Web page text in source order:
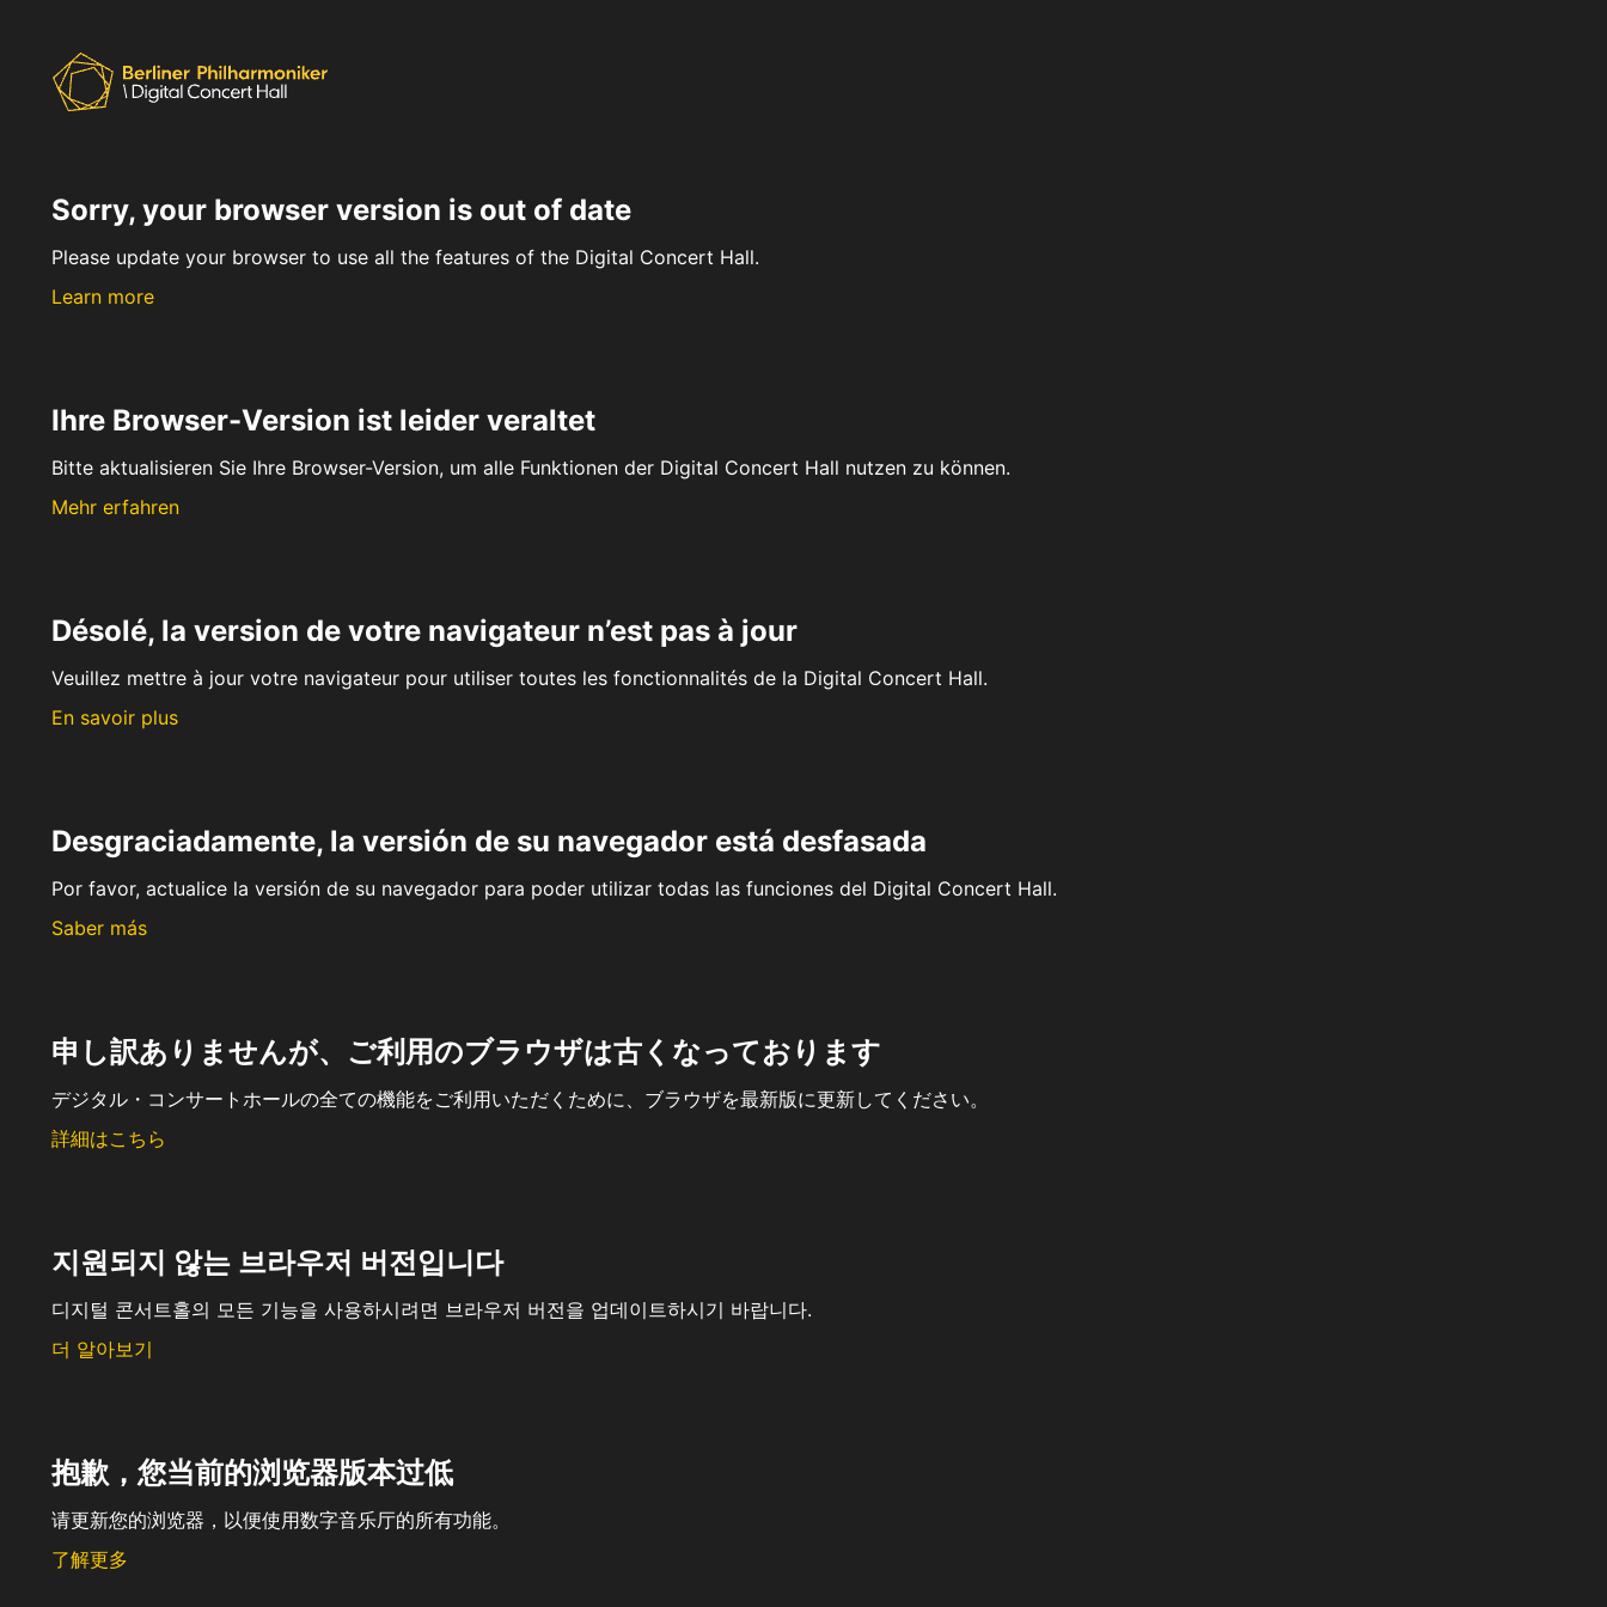
Sorry, your browser version is out of date
Please update your browser to use all the features of the Digital Concert Hall.
Learn more
Ihre Browser-Version ist leider veraltet
Bitte aktualisieren Sie Ihre Browser-Version, um alle Funktionen der Digital Concert Hall nutzen zu können.
Mehr erfahren
Désolé, la version de votre navigateur n’est pas à jour
Veuillez mettre à jour votre navigateur pour utiliser toutes les fonctionnalités de la Digital Concert Hall.
En savoir plus
Desgraciadamente, la versión de su navegador está desfasada
Por favor, actualice la versión de su navegador para poder utilizar todas las funciones del Digital Concert Hall.
Saber más
申し訳ありませんが、ご利用のブラウザは古くなっております
デジタル・コンサートホールの全ての機能をご利用いただくために、ブラウザを最新版に更新してください。
詳細はこちら
지원되지 않는 브라우저 버전입니다
디지털 콘서트홀의 모든 기능을 사용하시려면 브라우저 버전을 업데이트하시기 바랍니다.
더 알아보기
抱歉，您当前的浏览器版本过低
请更新您的浏览器，以便使用数字音乐厅的所有功能。
了解更多